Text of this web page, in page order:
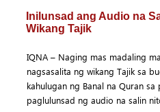
Inilunsad ang Audio na
Wikang Tajik
IQNA – Naging mas madaling
nagsasalita ng wikang Tajik sa
kahulugan ng Banal na Quran sa
paglulunsad ng audio na salin